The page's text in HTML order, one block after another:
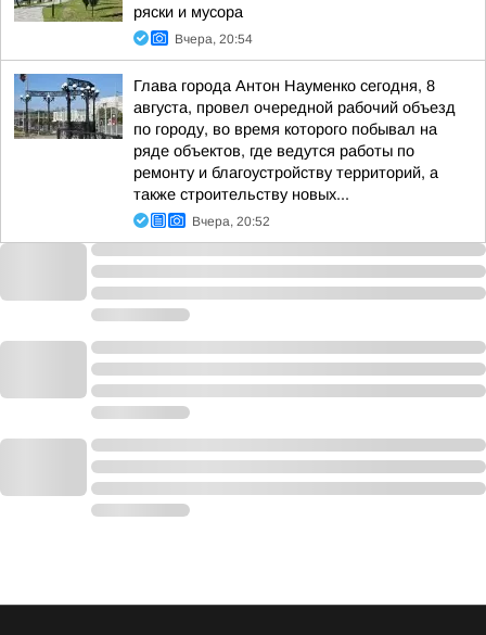
ряски и мусора
Вчера, 20:54
Глава города Антон Науменко сегодня, 8
августа, провел очередной рабочий объезд
по городу, во время которого побывал на
ряде объектов, где ведутся работы по
ремонту и благоустройству территорий, а
также строительству новых...
Вчера, 20:52